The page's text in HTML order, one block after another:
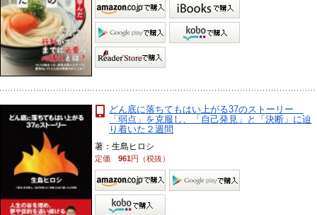
どん底に落ちてもはい上がる37のストーリー
「弱点」を克服し、「自己発見」と「決断」に辿
り着いた２週間
著：生島ヒロシ
定価961円（税抜）